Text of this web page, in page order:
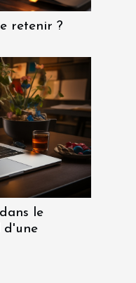
retenir ?
le
d'une